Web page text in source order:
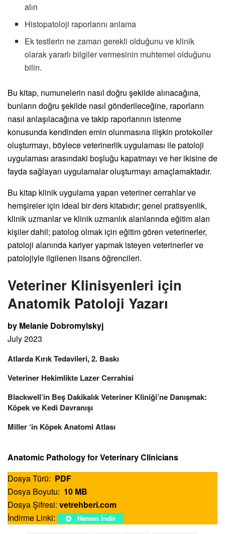
alın
Histopatoloji raporlarını anlama
Ek testlerin ne zaman gerekli olduğunu ve klinik
olarak yararlı bilgiler vermesinin muhtemel olduğunu
bilin.
Bu kitap, numunelerin nasıl doğru şekilde alınacağına,
bunların doğru şekilde nasıl gönderileceğine, raporların
nasıl anlaşılacağına ve takip raporlarının istenme
konusunda kendinden emin olunmasına ilişkin protokoller
oluşturmayı, böylece veterinerlik uygulaması ile patoloji
uygulaması arasındaki boşluğu kapatmayı ve her ikisine de
fayda sağlayan uygulamalar oluşturmayı amaçlamaktadır.
Bu kitap klinik uygulama yapan veteriner cerrahlar ve
hemşireler için ideal bir ders kitabıdır; genel pratisyenlik,
klinik uzmanlar ve klinik uzmanlık alanlarında eğitim alan
kişiler dahil; patolog olmak için eğitim gören veterinerler,
patoloji alanında kariyer yapmak isteyen veterinerler ve
patolojiyle ilgilenen lisans öğrencileri.
Veteriner Klinisyenleri için
Anatomik Patoloji Yazarı
by Melanie Dobromylskyj
July 2023
Atlarda Kırık Tedavileri, 2. Baskı
Veteriner Hekimlikte Lazer Cerrahisi
Blackwell’in Beş Dakikalık Veteriner Kliniği’ne Danışmak:
Köpek ve Kedi Davranışı
Miller ‘in Köpek Anatomi Atlası
Anatomic Pathology for Veterinary Clinicians
Dosya Türü: PDF
Dosya Boyutu: 10 MB
Dosya Şifresi: vetrehberi.com
İndirme Linki:
Hemen İndir